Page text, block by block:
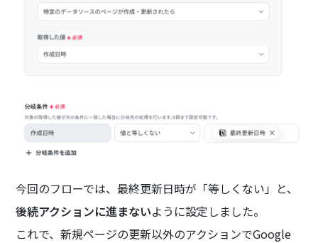
今回のフローでは、最終更新日時が「等しくない」と、
後続アクションに進まないように設定しました。
これで、新規ページの更新以外のアクションでGoogle